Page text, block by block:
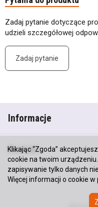
Zadaj pytanie dotyczące
udzieli szczegółowej
Zadaj pytanie
Informacje
Kontakt
Klikając “Zgoda”
cookie na twoim
zapisywanie tylko danych
Więcej informacji o cookie w